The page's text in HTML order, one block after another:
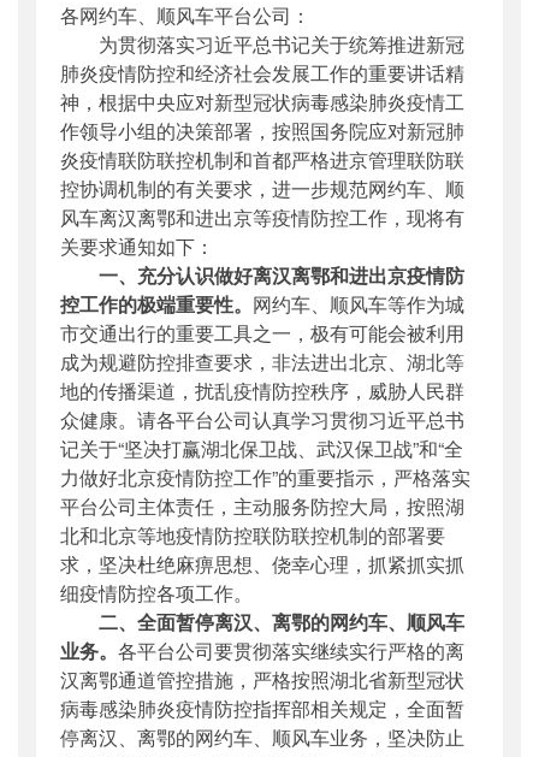
公开日期：2020年03月01日
主题词：
疫情防控;网约车;顺风车
机构分类：运输服务司
主题分类：应急管理
公文类型：部文件
各网约车、顺风车平台公司：
为贯彻落实习近平总书记关于统筹推进新冠
肺炎疫情防控和经济社会发展工作的重要讲话精
神，根据中央应对新型冠状病毒感染肺炎疫情工
作领导小组的决策部署，按照国务院应对新冠肺
炎疫情联防联控机制和首都严格进京管理联防联
控协调机制的有关要求，进一步规范网约车、顺
风车离汉离鄂和进出京等疫情防控工作，现将有
关要求通知如下：
一、充分认识做好离汉离鄂和进出京疫情防
控工作的极端重要性。 网约车、顺风车等作为城
市交通出行的重要工具之一，极有可能会被利用
成为规避防控排查要求，非法进出北京、湖北等
地的传播渠道，扰乱疫情防控秩序，威胁人民群
众健康。请各平台公司认真学习贯彻习近平总书
记关于“坚决打赢湖北保卫战、武汉保卫战”和“全
力做好北京疫情防控工作”的重要指示，严格落实
平台公司主体责任，主动服务防控大局，按照湖
北和北京等地疫情防控联防联控机制的部署要
求，坚决杜绝麻痹思想、侥幸心理，抓紧抓实抓
细疫情防控各项工作。
二、全面暂停离汉、离鄂的网约车、顺风车
业务。 各平台公司要贯彻落实继续实行严格的离
汉离鄂通道管控措施，严格按照湖北省新型冠状
病毒感染肺炎疫情防控指挥部相关规定，全面暂
停离汉、离鄂的网约车、顺风车业务，坚决防止